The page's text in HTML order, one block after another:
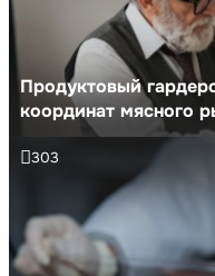
Продуктовый
координат мясного
303